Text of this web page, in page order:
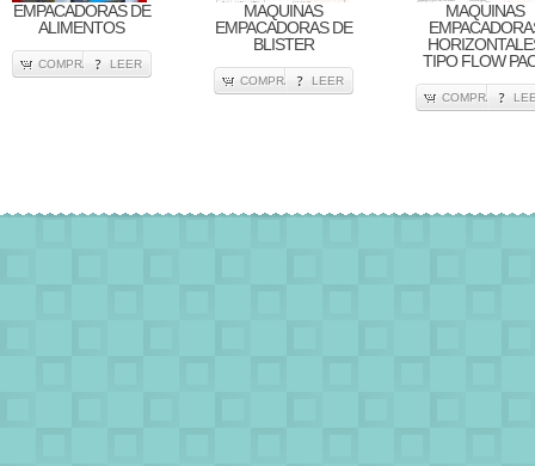
EMPACADORAS DE
ALIMENTOS
COMPRA LEER
MAQUINAS
EMPACADORAS DE
BLISTER
COMPRA LEER
MAQUINAS
TIPO FLOW
COMPRA